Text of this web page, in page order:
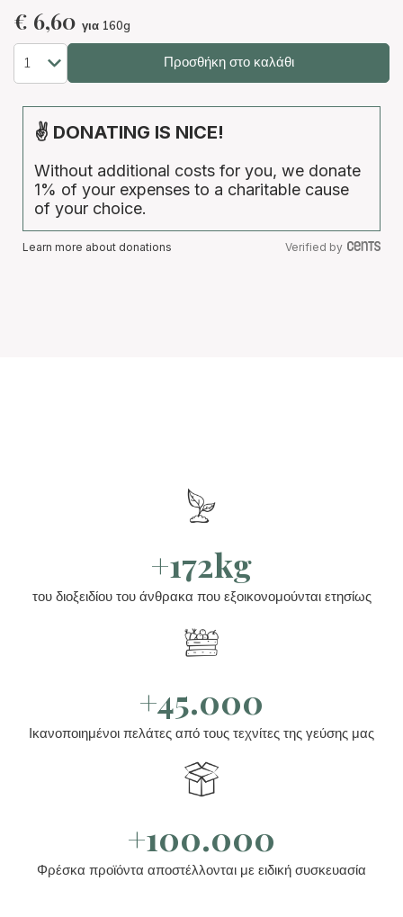
€ 6,60 για 160g
Προσθήκη στο καλάθι
✌ DONATING IS NICE!
Without additional costs for you, we donate
1% of your expenses to a charitable cause
of your choice.
Learn more about donations Verified by
+172kg
του διοξειδίου του άνθρακα που εξοικονομούνται ετησίως
+45.000
Ικανοποιημένοι πελάτες από τους τεχνίτες της γεύσης μας
+100.000
Φρέσκα προϊόντα αποστέλλονται με ειδική συσκευασία